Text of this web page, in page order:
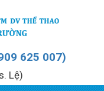
625 007)
Lệ)